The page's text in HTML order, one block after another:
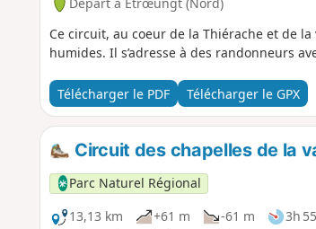
Ce circuit, au coeur de la Thiérache et de
humides. Il s’adresse à des randonneurs
Télécharger le PDF Télécharger le GPX
Circuit des chapelles de la
Parc Naturel Régional
13,13 km
+61 m -61 m 3h 55